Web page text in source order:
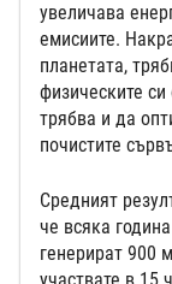
увеличава
емисиите.
планетата,
физическите
трябва и да
почистите
Средният
че всяка
генерират 900